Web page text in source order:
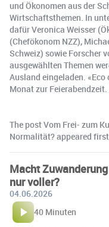
und Ökonomen aus der
Wirtschaftsthemen. In
dafür Veronica Weisser
(Chefökonom NZZ),
Schweiz) sowie Forscher
ausgewählten Themen
Ausland eingeladen.
Monat zur
The post Vom Frei- zum
Normalität? appeared
Macht
nur voller?
04.06.2026
40 Minuten